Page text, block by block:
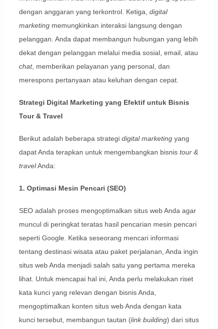
dengan anggaran yang terkontrol. Ketiga, digital
marketingmemungkinkan interaksi langsung dengan
pelanggan. Anda dapat membangun hubungan yang lebih
dekat dengan pelanggan melalui media sosial, email, atau
chat, memberikan pelayanan yang personal, dan
merespons pertanyaan atau keluhan dengan cepat.
Strategi Digital Marketing yang Efektif untuk Bisnis
Tour & Travel
Berikut adalah beberapa strategi digital marketingyang
dapat Anda terapkan untuk mengembangkan bisnis tour &
travelAnda:
1. Optimasi Mesin Pencari (SEO)
SEO adalah proses mengoptimalkan situs web Anda agar
muncul di peringkat teratas hasil pencarian mesin pencari
seperti Google. Ketika seseorang mencari informasi
tentang destinasi wisata atau paket perjalanan, Anda ingin
situs web Anda menjadi salah satu yang pertama mereka
lihat. Untuk mencapai hal ini, Anda perlu melakukan riset
kata kunci yang relevan dengan bisnis Anda,
mengoptimalkan konten situs web Anda dengan kata
kunci tersebut, membangun tautan (link building) dari situs